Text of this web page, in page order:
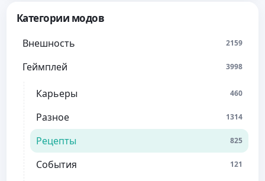
Категории модов
Внешность 2159
Геймплей 3998
Карьеры 460
Разное 1314
Рецепты 825
События 121